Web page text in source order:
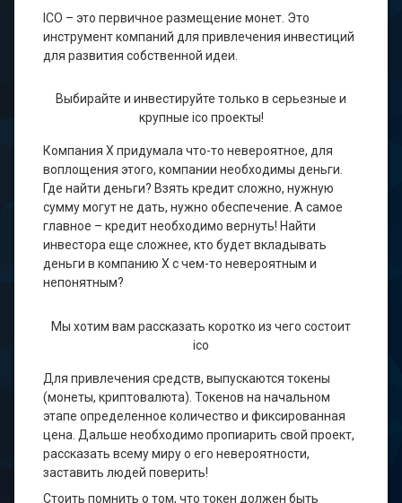
ICO – это первичное размещение монет. Это
инструмент компаний для привлечения инвестиций
для развития собственной идеи.
Выбирайте и инвестируйте только в серьезные и
крупные ico проекты!
Компания Х придумала что-то невероятное, для
воплощения этого, компании необходимы деньги.
Где найти деньги? Взять кредит сложно, нужную
сумму могут не дать, нужно обеспечение. А самое
главное – кредит необходимо вернуть! Найти
инвестора еще сложнее, кто будет вкладывать
деньги в компанию Х с чем-то невероятным и
непонятным?
Мы хотим вам рассказать коротко из чего состоит
ico
Для привлечения средств, выпускаются токены
(монеты, криптовалюта). Токенов на начальном
этапе определенное количество и фиксированная
цена. Дальше необходимо пропиарить свой проект,
рассказать всему миру о его невероятности,
заставить людей поверить!
Стоить помнить о том, что токен должен быть